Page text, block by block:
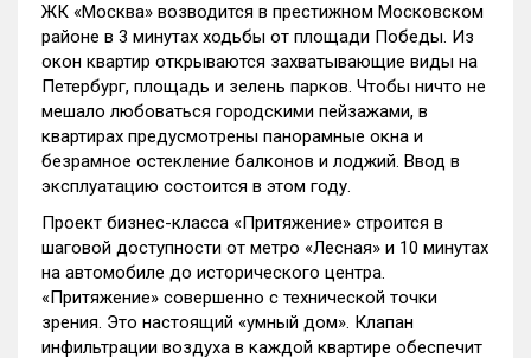
ЖК «Москва» возводится в престижном Московском
районе в 3 минутах ходьбы от площади Победы. Из
окон квартир открываются захватывающие виды на
Петербург, площадь и зелень парков. Чтобы ничто не
мешало любоваться городскими пейзажами, в
квартирах предусмотрены панорамные окна и
безрамное остекление балконов и лоджий. Ввод в
эксплуатацию состоится в этом году.
Проект бизнес-класса «Притяжение» строится в
шаговой доступности от метро «Лесная» и 10 минутах
на автомобиле до исторического центра.
«Притяжение» совершенно с технической точки
зрения. Это настоящий «умный дом». Клапан
инфильтрации воздуха в каждой квартире обеспечит